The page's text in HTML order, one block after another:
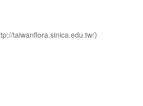
taiwanflora.sinica.edu.tw/）